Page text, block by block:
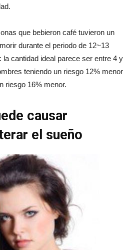
que bebieron café tuvieron un
durante el periodo de 12~13
la cantidad ideal parece ser entre 4 y
teniendo un riesgo 12% menor
riesgo 16% menor.
causar
el sueño